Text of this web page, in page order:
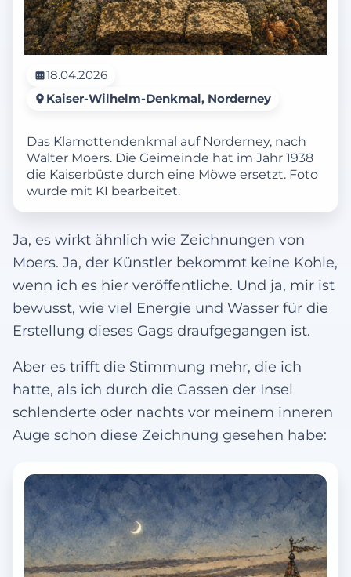
18.04.2026
Kaiser-Wilhelm-Denkmal, Norderney
Das Klamottendenkmal auf Norderney, nach
Walter Moers. Die Geimeinde hat im Jahr 1938
die Kaiserbüste durch eine Möwe ersetzt. Foto
wurde mit KI bearbeitet.
Ja, es wirkt ähnlich wie Zeichnungen von
Moers. Ja, der Künstler bekommt keine Kohle,
wenn ich es hier veröffentliche. Und ja, mir ist
bewusst, wie viel Energie und Wasser für die
Erstellung dieses Gags draufgegangen ist.
Aber es trifft die Stimmung mehr, die ich
hatte, als ich durch die Gassen der Insel
schlenderte oder nachts vor meinem inneren
Auge schon diese Zeichnung gesehen habe: